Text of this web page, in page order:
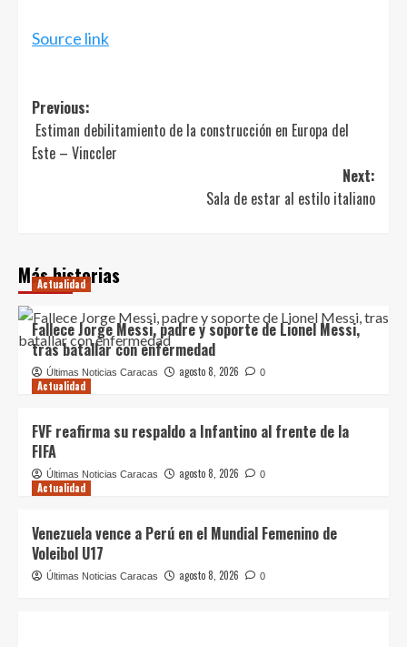
Source link
Post
navigation
Previous:
Estiman debilitamiento de la construcción en Europa del
Este – Vinccler
Next:
Sala de estar al estilo italiano
Más historias
Actualidad
Fallece Jorge Messi, padre y soporte de Lionel Messi,
tras batallar con enfermedad
Últimas Noticias Caracas agosto 8, 2026 0
Actualidad
FVF reafirma su respaldo a Infantino al frente de la
FIFA
Últimas Noticias Caracas agosto 8, 2026 0
Actualidad
Venezuela vence a Perú en el Mundial Femenino de
Voleibol U17
Últimas Noticias Caracas agosto 8, 2026 0